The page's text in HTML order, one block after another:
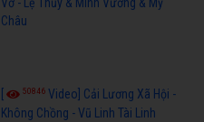
Châu
50846 Video] Cải Lương Xã Hội -
Không Chồng - Vũ Linh Tài Linh